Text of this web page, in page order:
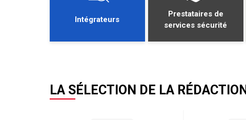
Intégrateurs
Prestataires de
services sécurité
LA SÉLECTION DE LA RÉDACTION